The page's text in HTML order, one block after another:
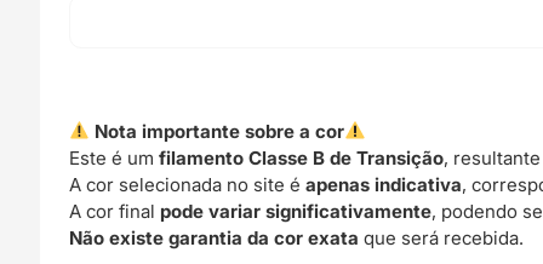
Nota importante sobre a cor
Este é umfilamento Classe B de Transição,
A cor selecionada no site éapenas indicativa,
A cor final pode variar significativamente, podendo
Não existe garantia da cor exata que será recebida.